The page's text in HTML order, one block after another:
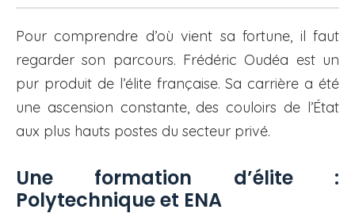
Pour comprendre d’où vient sa fortune, il faut
regarder son parcours. Frédéric Oudéa est un
pur produit de l’élite française. Sa carrière a été
une ascension constante, des couloirs de l’État
aux plus hauts postes du secteur privé.
Une formation d’élite :
Polytechnique et ENA